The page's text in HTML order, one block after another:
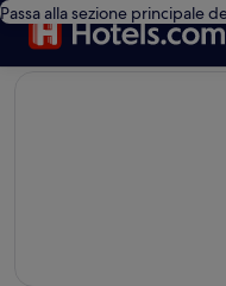
Passa alla sezione principale